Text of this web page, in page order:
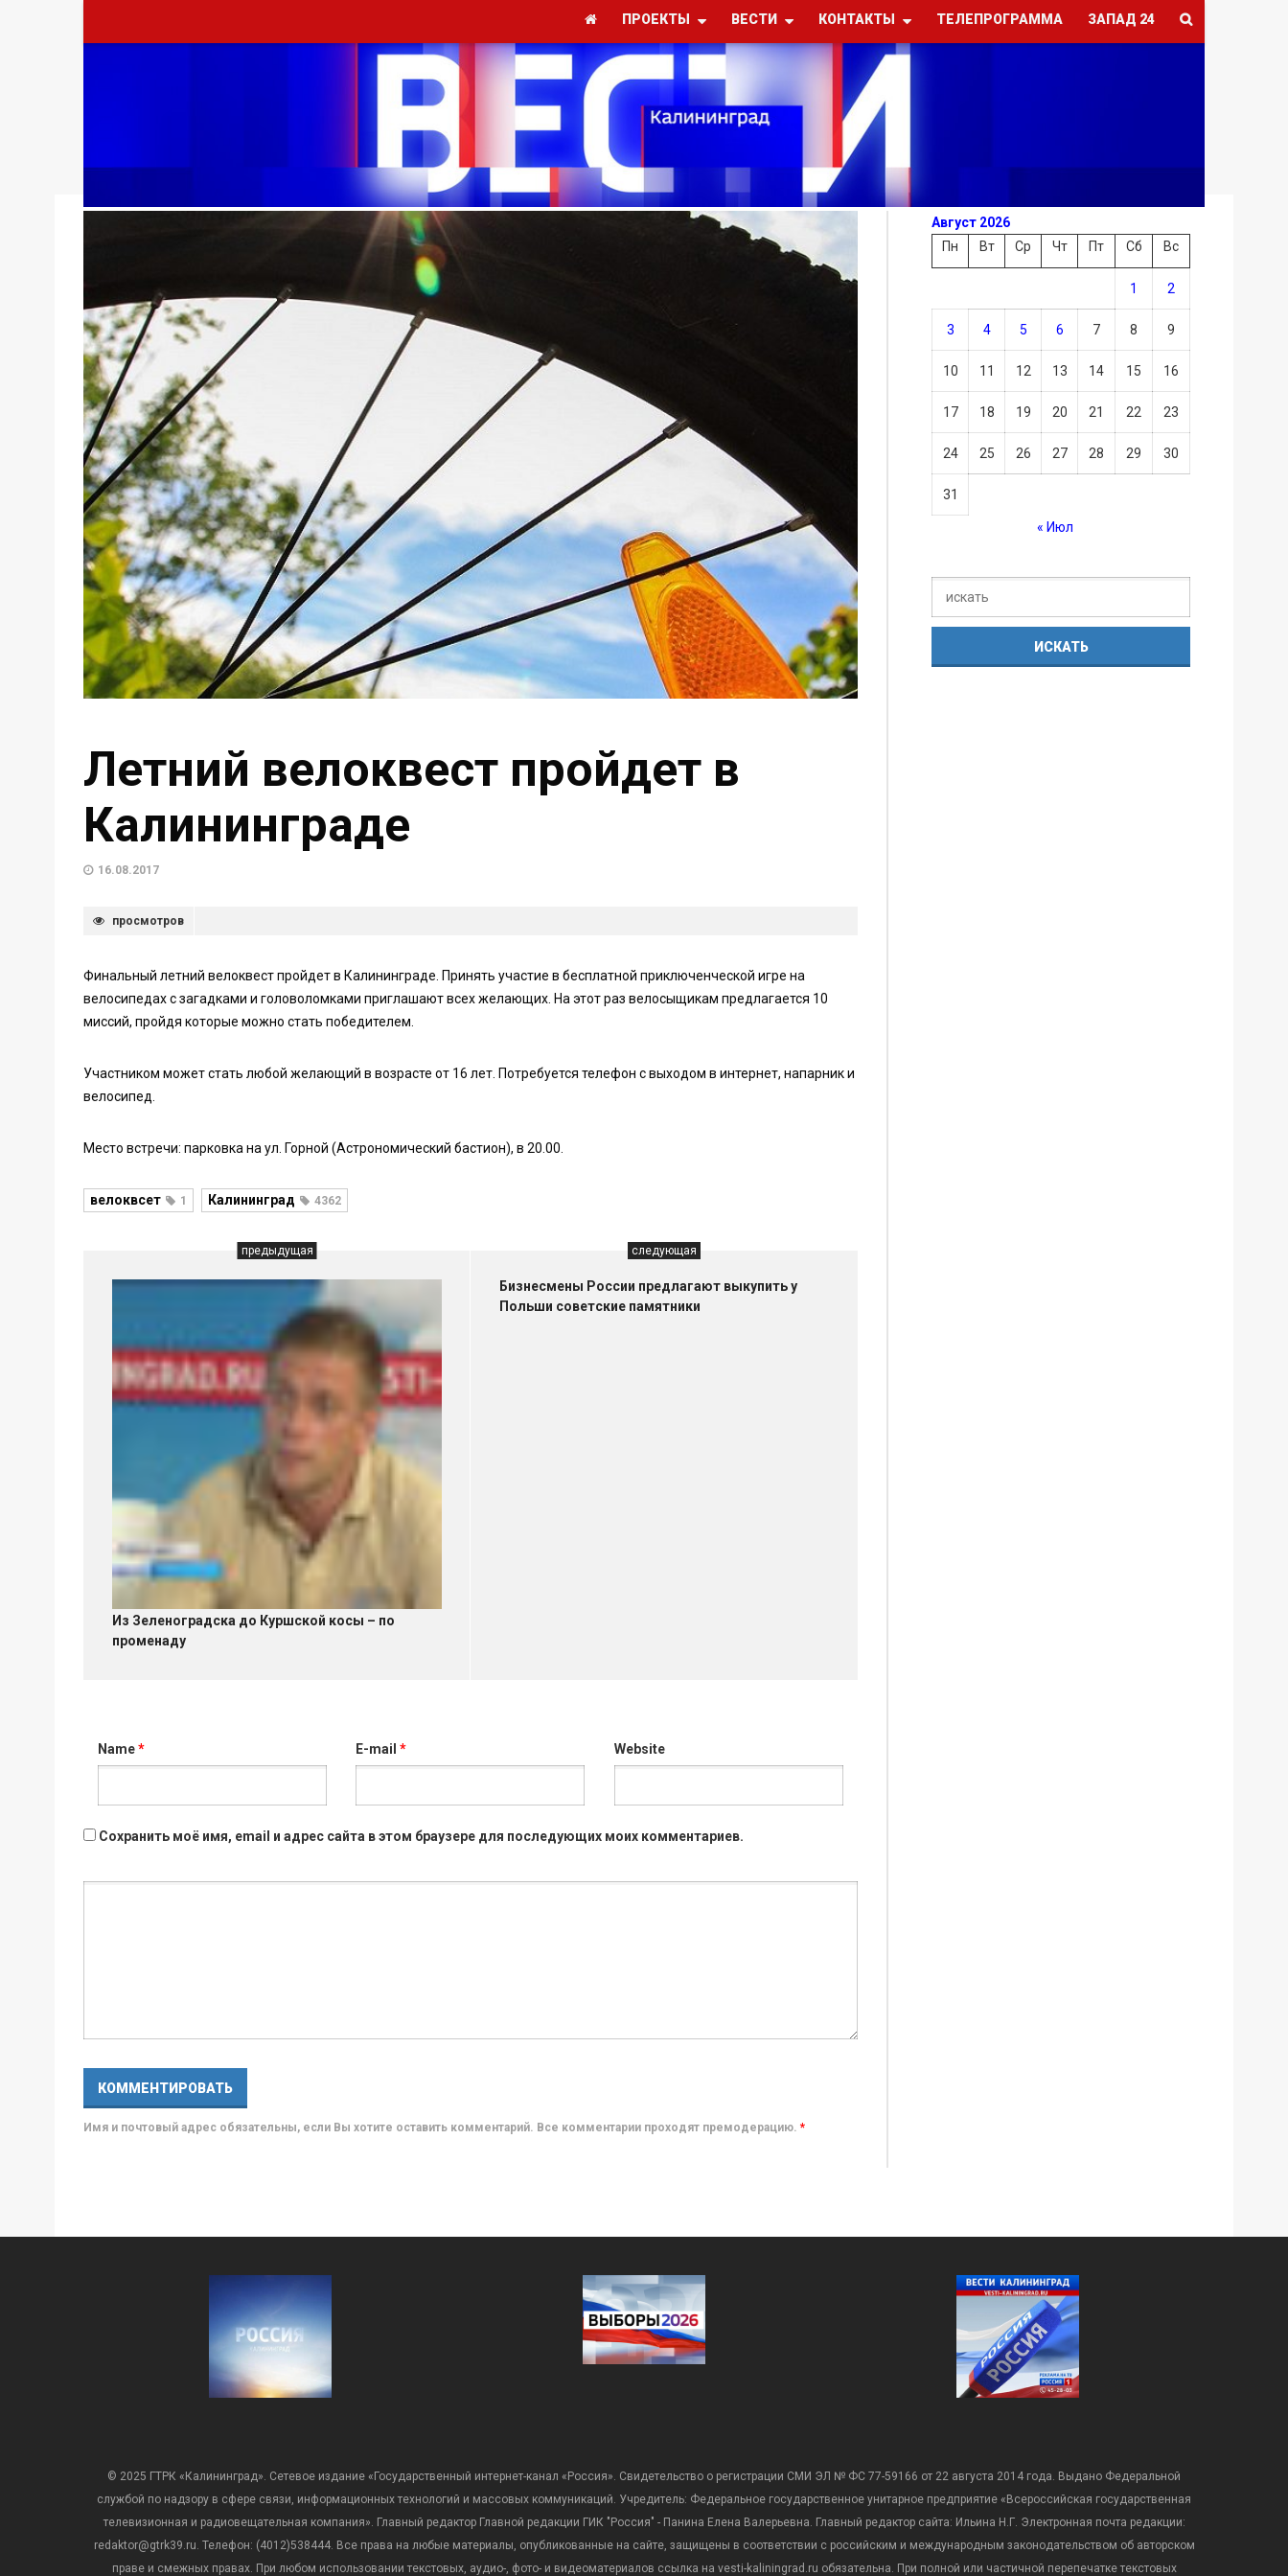
ПРОЕКТЫ ВЕСТИ КОНТАКТЫ ТЕЛЕПРОГРАММА ЗАПАД 24
Летний велоквест пройдет в
Калининграде
16.08.2017
просмотров
Финальный летний велоквест пройдет в Калининграде. Принять участие в бесплатной приключенческой игре на
велосипедах с загадками и головоломками приглашают всех желающих. На этот раз велосыщикам предлагается 10
миссий, пройдя которые можно стать победителем.
Участником может стать любой желающий в возрасте от 16 лет. Потребуется телефон с выходом в интернет, напарник и
велосипед.
Место встречи: парковка на ул. Горной (Астрономический бастион), в 20.00.
велоквсет 1 Калининград 4362
предыдущая
Из Зеленоградска до Куршской косы – по
променаду
следующая
Бизнесмены России предлагают выкупить у
Польши советские памятники
Name* E-mail* Website
Сохранить моё имя, email и адрес сайта в этом браузере для последующих моих комментариев.
Имя и почтовый адрес обязательны, если Вы хотите оставить комментарий. Все комментарии проходят премодерацию. *
Август 2026
Пн
Вт Ср Чт Пт Сб Вс
1 2
3 4 5 6 7 8 9
10 11 12 13 14 15 16
17 18 19 20 21 22 23
24 25 26 27 28 29 30
31
« Июл
© 2025 ГТРК «Калининград». Сетевое издание «Государственный интернет-канал «Россия». Свидетельство о регистрации СМИ ЭЛ № ФС 77-59166 от 22 августа 2014 года. Выдано Федеральной
службой по надзору в сфере связи, информационных технологий и массовых коммуникаций. Учредитель: Федеральное государственное унитарное предприятие «Всероссийская государственная
телевизионная и радиовещательная компания». Главный редактор Главной редакции ГИК "Россия" - Панина Елена Валерьевна. Главный редактор сайта: Ильина Н.Г. Электронная почта редакции:
redaktor@gtrk39.ru. Телефон: (4012)538444. Все права на любые материалы, опубликованные на сайте, защищены в соответствии с российским и международным законодательством об авторском
праве и смежных правах. При любом использовании текстовых, аудио-, фото- и видеоматериалов ссылка на vesti-kaliningrad.ru обязательна. При полной или частичной перепечатке текстовых